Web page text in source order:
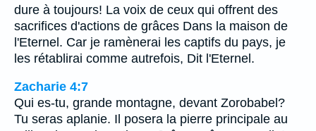
dure à toujours! La voix de ceux qui offrent des
sacrifices d'actions de grâces Dans la maison de
l'Eternel. Car je ramènerai les captifs du pays, je
les rétablirai comme autrefois, Dit l'Eternel.
Zacharie 4:7
Qui es-tu, grande montagne, devant Zorobabel?
Tu seras aplanie. Il posera la pierre principale au